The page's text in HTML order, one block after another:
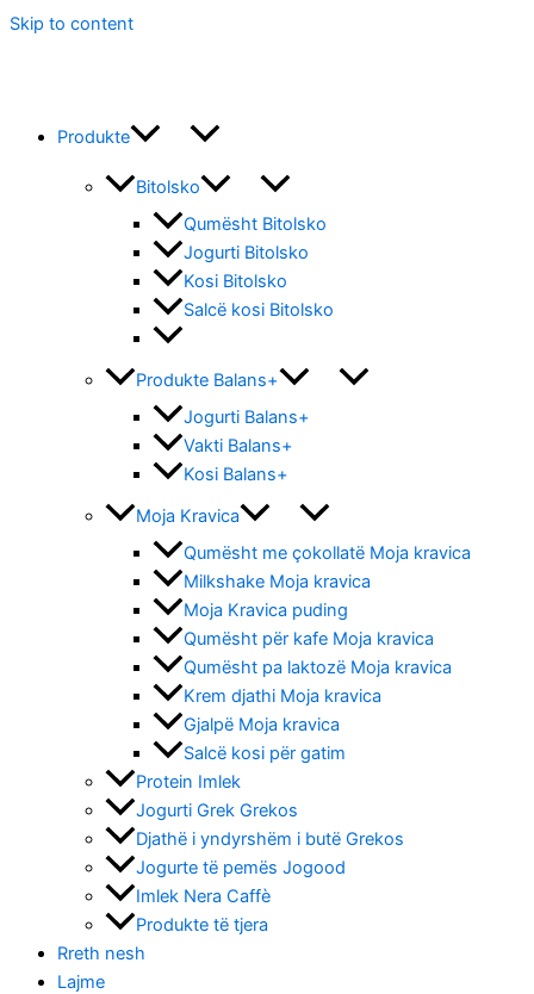
Skip to content
Produkte
Bitolsko
Qumësht Bitolsko
Jogurti Bitolsko
Kosi Bitolsko
Salcë kosi Bitolsko
Produkte Balans+
Jogurti Balans+
Vakti Balans+
Kosi Balans+
Moja Kravica
Qumësht me çokollatë Moja kravica
Milkshake Moja kravica
Moja Kravica puding
Qumësht për kafe Moja kravica
Qumësht pa laktozë Moja kravica
Krem djathi Moja kravica
Gjalpë Moja kravica
Salcë kosi për gatim
Protein Imlek
Jogurti Grek Grekos
Djathë i yndyrshëm i butë Grekos
Jogurte të pemës Jogood
Imlek Nera Caffè
Produkte të tjera
Rreth nesh
Lajme